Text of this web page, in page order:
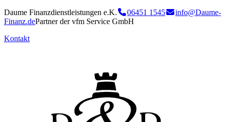
Daume Finanzdienstleistungen e.K. 06451 1545
info@Daume-
Finanz.dePartner der vfm Service GmbH
Kontakt